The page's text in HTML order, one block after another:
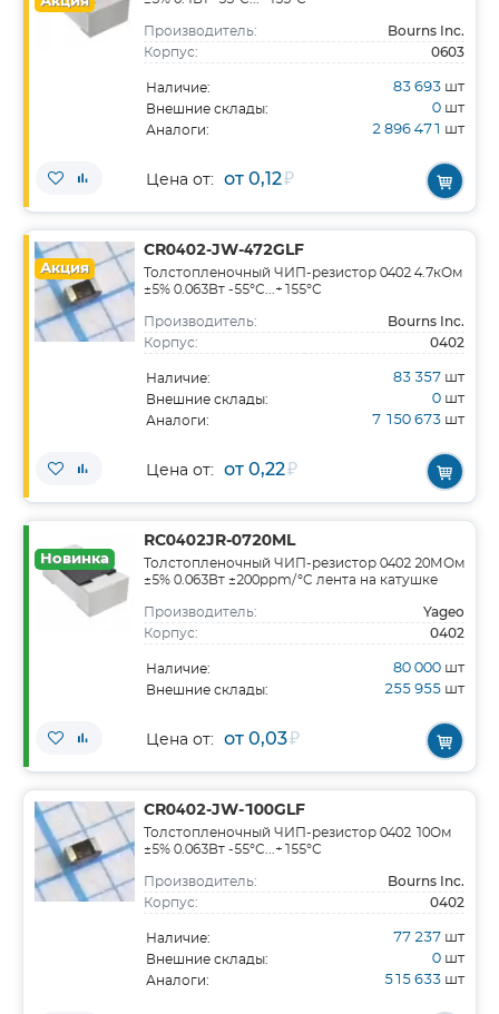
Производитель: Bourns Inc.
Корпус: 0603
Наличие: 83 693 шт
Внешние склады: 0 шт
Аналоги: 2 896 471 шт
Цена от: от 0,12₽
Акция
CR0402-JW-472GLF
Толстопленочный ЧИП-резистор 0402 4.7кОм
±5% 0.063Вт -55°С...+155°С
Производитель: Bourns Inc.
Корпус: 0402
Наличие: 83 357 шт
Внешние склады: 0 шт
Аналоги: 7 150 673 шт
Цена от: от 0,22₽
Новинка
RC0402JR-0720ML
Толстопленочный ЧИП-резистор 0402 20МОм
±5% 0.063Вт ±200ppm/°C лента на катушке
Производитель: Yageo
Корпус: 0402
Наличие: 80 000 шт
Внешние склады: 255 955 шт
Цена от: от 0,03₽
CR0402-JW-100GLF
Толстопленочный ЧИП-резистор 0402 10Ом
±5% 0.063Вт -55°С...+155°С
Производитель: Bourns Inc.
Корпус: 0402
Наличие: 77 237 шт
Внешние склады: 0 шт
Аналоги: 515 633 шт